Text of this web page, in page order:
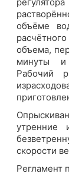
объёме
расчётного
объема,
минуты и
Рабочий
утренние
скорости
Регламент